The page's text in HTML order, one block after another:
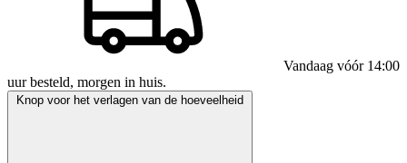
Vandaag vóór 14:00
uur besteld, morgen in huis.
Knop voor het verlagen van de hoeveelheid